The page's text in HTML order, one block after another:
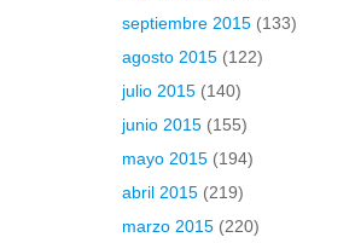
septiembre 2015 (133)
agosto 2015 (122)
julio 2015 (140)
junio 2015 (155)
mayo 2015 (194)
abril 2015 (219)
marzo 2015 (220)